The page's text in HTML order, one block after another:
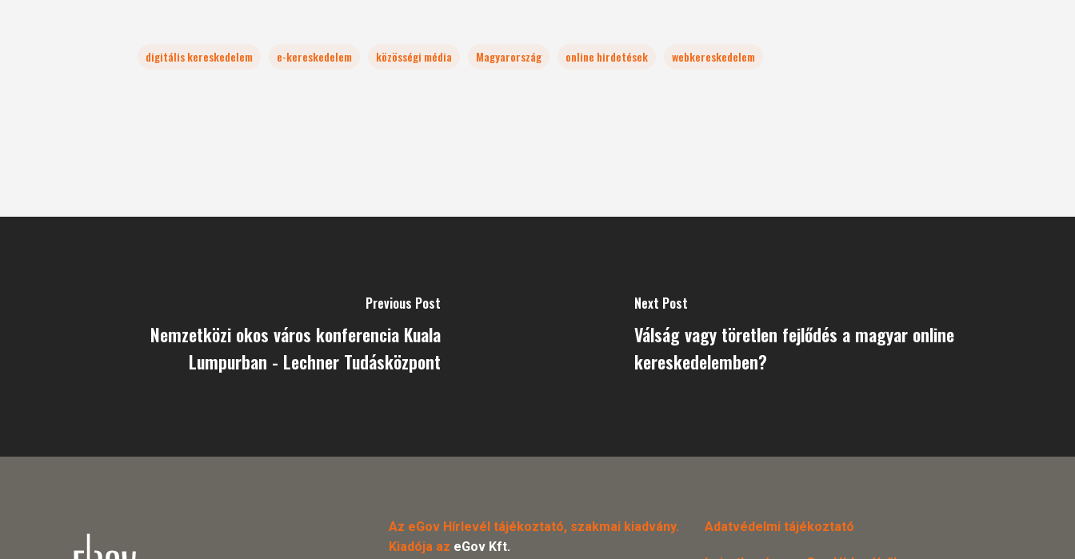
digitális kereskedelem e-kereskedelem közösségi média Magyarország online hirdetések webkereskedelem
Previous Post
Nemzetközi okos város konferencia Kuala
Lumpurban - Lechner Tudásközpont
Next Post
Válság vagy töretlen fejlődés a magyar online
kereskedelemben?
Az eGov Hírlevél tájékoztató, szakmai kiadvány.
Kiadója az eGov Kft.
Adatvédelmi tájékoztató